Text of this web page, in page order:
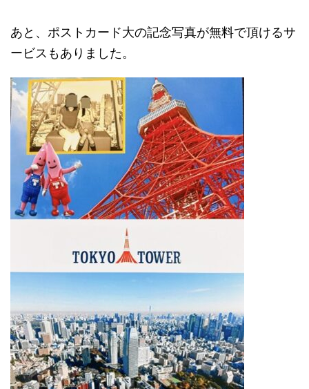
あと、ポストカード大の記念写真が無料で頂けるサ
ービスもありました。